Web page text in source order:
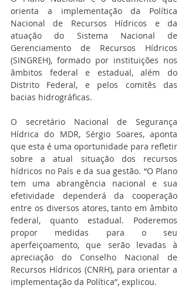
orienta a implementação da Política
Nacional de Recursos Hídricos e da
atuação do Sistema Nacional de
Gerenciamento de Recursos Hídricos
(SINGREH), formado por instituições nos
âmbitos federal e estadual, além do
Distrito Federal, e pelos comitês das
bacias hidrográficas.
O secretário Nacional de Segurança
Hídrica do MDR, Sérgio Soares, aponta
que esta é uma oportunidade para refletir
sobre a atual situação dos recursos
hídricos no País e da sua gestão. “O Plano
tem uma abrangência nacional e sua
efetividade dependerá da cooperação
entre os diversos atores, tanto em âmbito
federal, quanto estadual. Poderemos
propor medidas para o seu
aperfeiçoamento, que serão levadas à
apreciação do Conselho Nacional de
Recursos Hídricos (CNRH), para orientar a
implementação da Política”, explicou.